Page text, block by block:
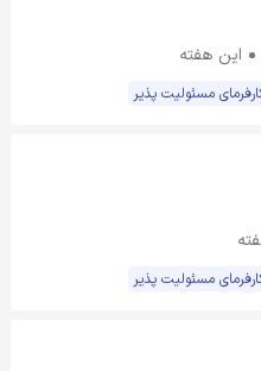
این هفته
مسئولیت پذیر
مسئولیت پذیر